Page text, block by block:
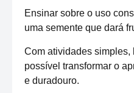
Ensinar sobre o uso
uma semente que dará
Com atividades
possível transformar o
e duradouro.